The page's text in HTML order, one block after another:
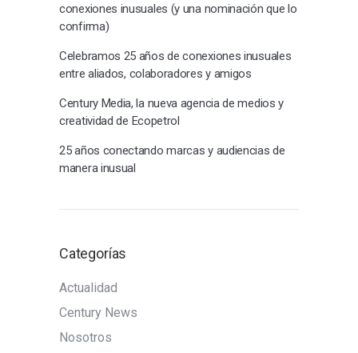
conexiones inusuales (y una nominación que lo
confirma)
Celebramos 25 años de conexiones inusuales
entre aliados, colaboradores y amigos
Century Media, la nueva agencia de medios y
creatividad de Ecopetrol
25 años conectando marcas y audiencias de
manera inusual
Categorías
Actualidad
Century News
Nosotros